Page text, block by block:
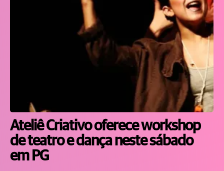
Ateliê Criativo oferece workshop
de teatro e dança neste sábado
em PG